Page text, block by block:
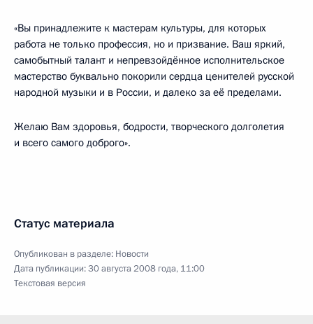
«Вы принадлежите к мастерам культуры, для которых
работа не только профессия, но и призвание. Ваш яркий,
самобытный талант и непревзойдённое исполнительское
мастерство буквально покорили сердца ценителей русской
народной музыки и в России, и далеко за её пределами.
Желаю Вам здоровья, бодрости, творческого долголетия
и всего самого доброго».
Статус материала
Опубликован в разделе: Новости
Дата публикации:30 августа 2008 года, 11:00
Текстовая версия